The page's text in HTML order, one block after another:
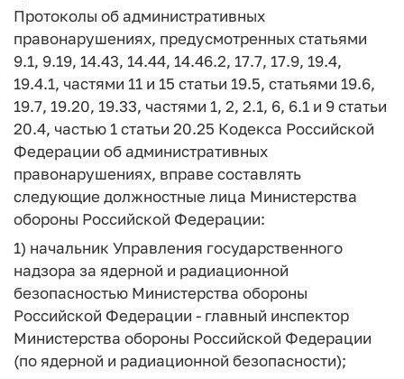
Протоколы об административных
правонарушениях, предусмотренных статьями
9.1, 9.19, 14.43, 14.44, 14.46.2, 17.7, 17.9, 19.4,
19.4.1, частями 11 и 15 статьи 19.5, статьями 19.6,
19.7, 19.20, 19.33, частями 1, 2, 2.1, 6, 6.1 и 9 статьи
20.4, частью 1 статьи 20.25 Кодекса Российской
Федерации об административных
правонарушениях, вправе составлять
следующие должностные лица Министерства
обороны Российской Федерации:
1) начальник Управления государственного
надзора за ядерной и радиационной
безопасностью Министерства обороны
Российской Федерации - главный инспектор
Министерства обороны Российской Федерации
(по ядерной и радиационной безопасности);